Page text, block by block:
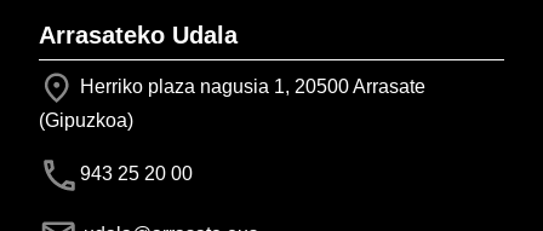
Arrasateko Udala
Herriko plaza nagusia 1, 20500 Arrasate
(Gipuzkoa)
943 25 20 00